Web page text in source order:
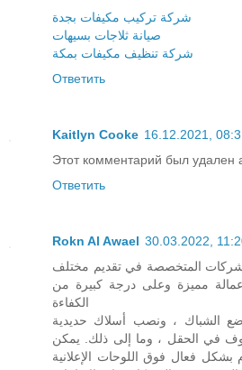
شركة تركيب مكيفات بجدة
صيانة ثلاجات بسيهات
شركة تنظيف مكيفات بمكة
Ответить
Kaitlyn Cooke 16.12.2021,
Этот комментарий был удален
Ответить
Rokn Al Awael 30.03.2022,
المتخصصة في تقديم مختلف
مميزة وعلى درجة كبيرة من
الكفاءة
الشباك ، ونصب أسلاك حديدية
في الحقل ، وما إلى ذلك. يمكن
بشكل فعال فوق اللوحات الإعلانية